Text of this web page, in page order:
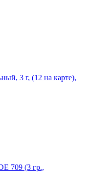
3 г, (12 на карте),
709 (3 гр.,